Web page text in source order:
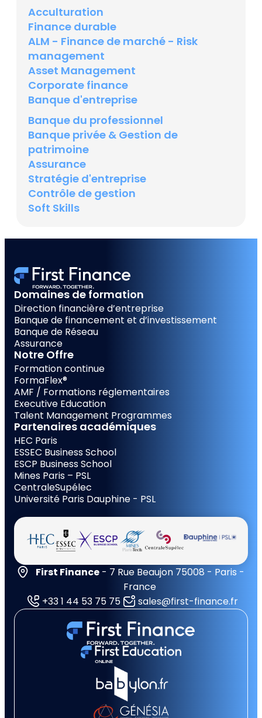
Acculturation
Finance durable
ALM - Finance de marché - Risk
management
Asset Management
Corporate finance
Banque d'entreprise
Banque du professionnel
Banque privée & Gestion de
patrimoine
Assurance
Stratégie d'entreprise
Contrôle de gestion
Soft Skills
Domaines de formation
Direction financière d’entreprise
Banque de financement et d’investissement
Banque de Réseau
Assurance
Notre Offre
Formation continue
FormaFlex®
AMF / Formations réglementaires
Executive Education
Talent Management Programmes
Partenaires académiques
HEC Paris
ESSEC Business School
ESCP Business School
Mines Paris – PSL
CentraleSupélec
Université Paris Dauphine - PSL
First Finance- 7 Rue Beaujon 75008 - Paris -
France
+33 1 44 53 75 75
sales@first-finance.fr